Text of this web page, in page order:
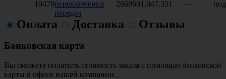
19479переключения
передач
2668691,047.351 —
Оплата Доставка Отзывы
Банковская карта
Вы сможете оплатить стоимость заказа с помощью банковской
карты в офисе нашей компании.